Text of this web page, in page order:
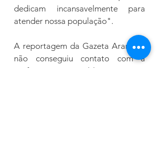
dedicam incansavelmente para
atender nossa população".
A reportagem da Gazeta Ararense
não conseguiu contato com a
Prefeitura para publicar o outro